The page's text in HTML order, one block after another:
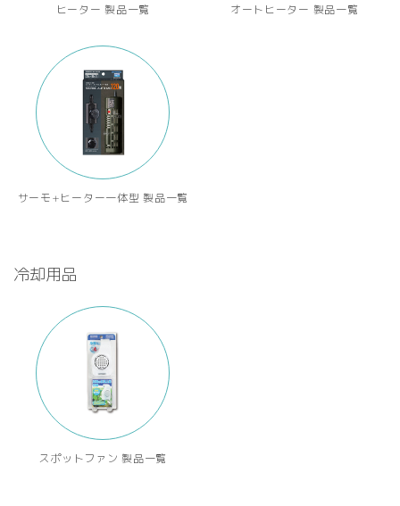
ヒーター 製品一覧 オートヒーター 製品一覧
サーモ+ヒーター一体型 製品一覧
冷却用品
スポットファン 製品一覧